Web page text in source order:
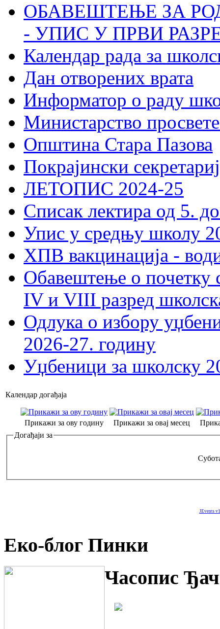
ОБАВЕШТЕЊЕ ЗА
- УПИС У ПРВИ
Календар рада за
Дан отворених врата
Информатор о раду
Министарство
Општина Стара Пазова
Покрајински
ЛЕТОПИС 2024-25
Списак лектира од 5.
Упис у средњу школу
ХПВ вакцинација -
Обавештење о почетку
IV и VIII разред
Одлука о избору
2026-27. годину
Уџбеници за школску
Календар догађаја
Прикажи за ову годину Прикажи за овај месец
Догађаји за
JEvents
Еко-блог Пинки
Часопис